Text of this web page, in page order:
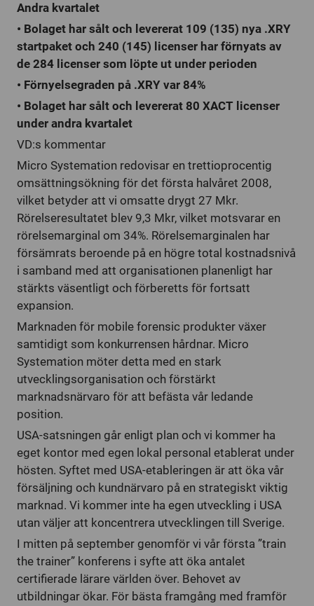
Andra kvartalet
• Bolaget har sålt och levererat 109 (135) nya .XRY
startpaket och 240 (145) licenser har förnyats av
de 284 licenser som löpte ut under perioden
• Förnyelsegraden på .XRY var 84%
• Bolaget har sålt och levererat 80 XACT licenser
under andra kvartalet
VD:s kommentar
Micro Systemation redovisar en trettioprocentig
omsättningsökning för det första halvåret 2008,
vilket betyder att vi omsatte drygt 27 Mkr.
Rörelseresultatet blev 9,3 Mkr, vilket motsvarar en
rörelsemarginal om 34%. Rörelsemarginalen har
försämrats beroende på en högre total kostnadsnivå
i samband med att organisationen planenligt har
stärkts väsentligt och förberetts för fortsatt
expansion.
Marknaden för mobile forensic produkter växer
samtidigt som konkurrensen hårdnar. Micro
Systemation möter detta med en stark
utvecklingsorganisation och förstärkt
marknadsnärvaro för att befästa vår ledande
position.
USA-satsningen går enligt plan och vi kommer ha
eget kontor med egen lokal personal etablerat under
hösten. Syftet med USA-etableringen är att öka vår
försäljning och kundnärvaro på en strategiskt viktig
marknad. Vi kommer inte ha egen utveckling i USA
utan väljer att koncentrera utvecklingen till Sverige.
I mitten på september genomför vi vår första ”train
the trainer” konferens i syfte att öka antalet
certifierade lärare världen över. Behovet av
utbildningar ökar. För bästa framgång med framför